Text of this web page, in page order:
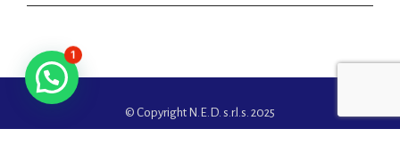
© Copyright N.E.D. s.r.l.s. 2025
1